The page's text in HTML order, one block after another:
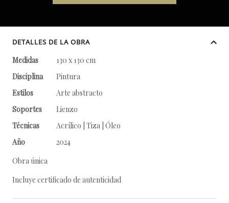
DETALLES DE LA OBRA
Medidas
130 x 130 cm
Disciplina
Pintura
Estilos
Arte abstracto
Soportes
Lienzo
Técnicas
Acrílico | Tiza | Óleo
Año
2024
Obra única
Incluye certificado de autenticidad